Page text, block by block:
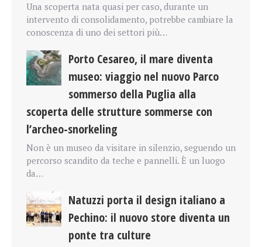
Una scoperta nata quasi per caso, durante un
intervento di consolidamento, potrebbe cambiare la
conoscenza di uno dei settori più…
Porto Cesareo, il mare diventa
museo: viaggio nel nuovo Parco
sommerso della Puglia alla
scoperta delle strutture sommerse con
l’archeo-snorkeling
Non è un museo da visitare in silenzio, seguendo un
percorso scandito da teche e pannelli. È un luogo
da…
Natuzzi porta il design italiano a
Pechino: il nuovo store diventa un
ponte tra culture